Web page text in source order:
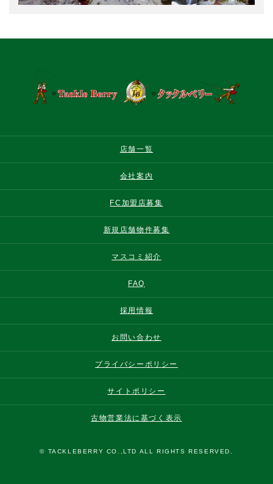
店舗一覧
会社案内
FC加盟店募集
新規店舗物件募集
マスコミ紹介
FAQ
採用情報
お問い合わせ
プライバシーポリシー
サイトポリシー
古物営業法に基づく表示
© TACKLEBERRY CO.,LTD ALL RIGHTS RESERVED.